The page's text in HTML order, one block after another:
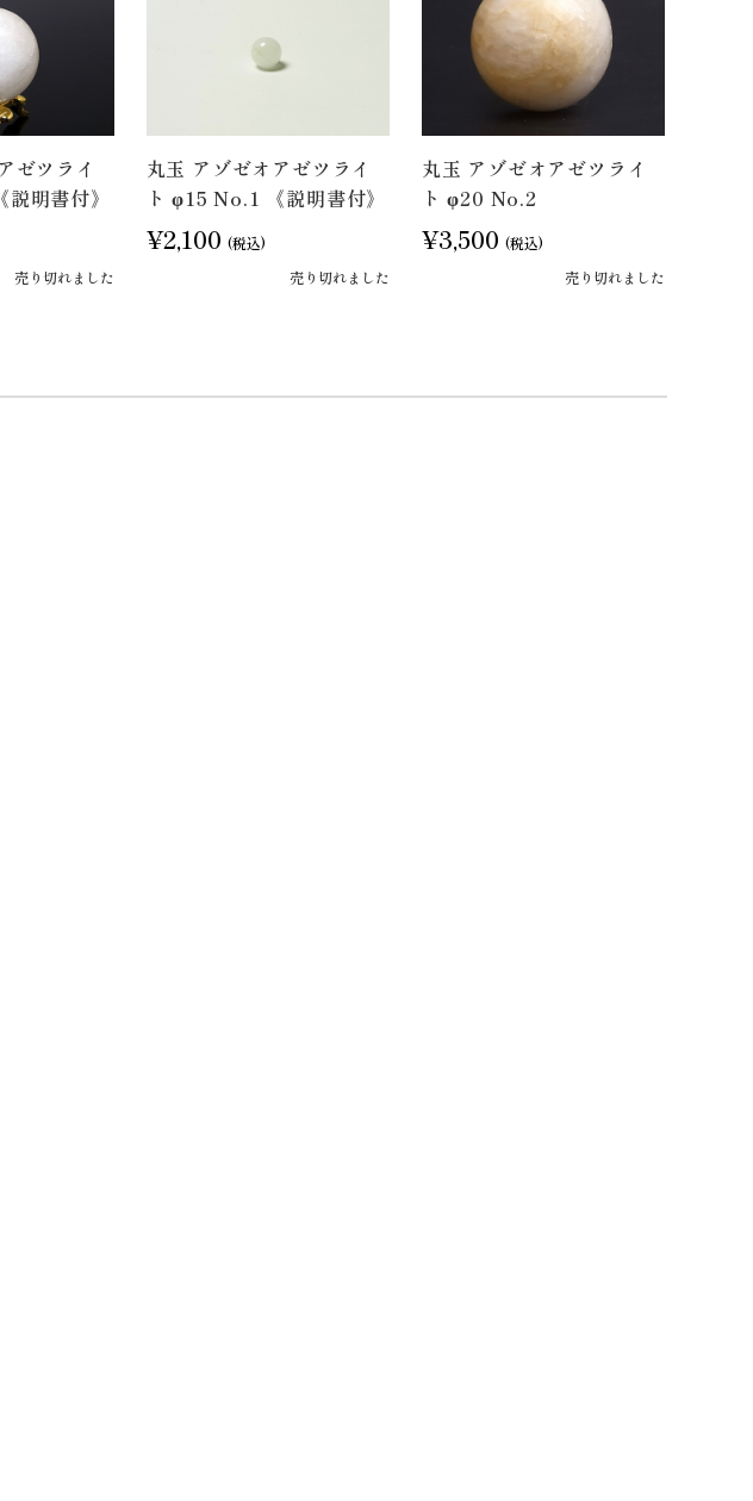
ゼツライ
明書付》
売り切れました
丸玉 アゾゼオアゼツライ
ト φ15 No.1 《説明書付》
¥2,100 (税込)
売り切れました
丸玉 アゾゼオアゼツライ
ト φ20 No.2
¥3,500 (税込)
売り切れました